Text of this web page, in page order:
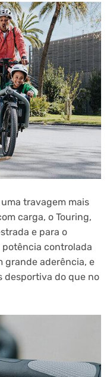
travagem mais
carga, o Touring,
e para o
potência controlada
grande aderência, e
desportiva do que no